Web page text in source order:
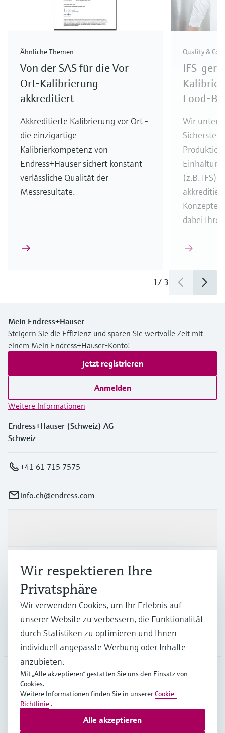
Ähnliche Themen
Von der SAS für die Vor-
Ort-Kalibrierung
akkreditiert
Akkreditierte Kalibrierung vor Ort -
die einzigartige
Kalibrierkompetenz von
Endress+Hauser sichert konstant
verlässliche Qualität der
Messresultate.
Quality &
IFS-
Food-
Wir
(z.B. IFS)
Konzepte
dabei Ihre
1/ 3
Mein Endress+Hauser
Steigern Sie die Effizienz und sparen Sie wertvolle Zeit mit
einem Mein Endress+Hauser-Konto!
Jetzt registrieren
Anmelden
Weitere Informationen
Endress+Hauser (Schweiz) AG
Schweiz
+41 61 715 7575
info.ch@endress.com
Branchen
Support
Unternehmen
CHE
Copyright © Endress+Hauser Group Services AG
Wir respektieren Ihre
Privatsphäre
Wir verwenden Cookies, um Ihr Erlebnis auf
unserer Website zu verbessern, die Funktionalität
durch Statistiken zu optimieren und Ihnen
individuell angepasste Werbung oder Inhalte
anzubieten.
Mit „Alle akzeptieren“ gestatten Sie uns den Einsatz von
Cookies.
Weitere Informationen finden Sie in unsererCookie-
Richtlinie .
Alle akzeptieren